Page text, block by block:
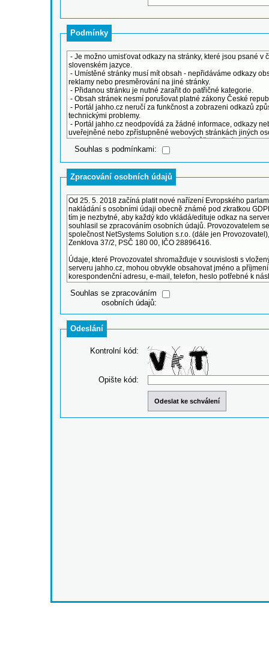
Podmínky
Souhlas s podmínkami:
Zpracování osobních údajů
Souhlas se zpracováním
osobních údajů:
Odeslání
Kontrolní kód:
Opište kód: